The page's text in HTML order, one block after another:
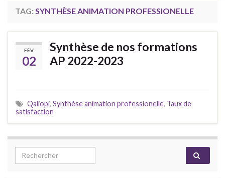
TAG: SYNTHÈSE ANIMATION PROFESSIONELLE
FÉV
02
Synthèse de nos formations
AP 2022-2023
Qaliopi, Synthèse animation professionelle, Taux de
satisfaction
Search for: